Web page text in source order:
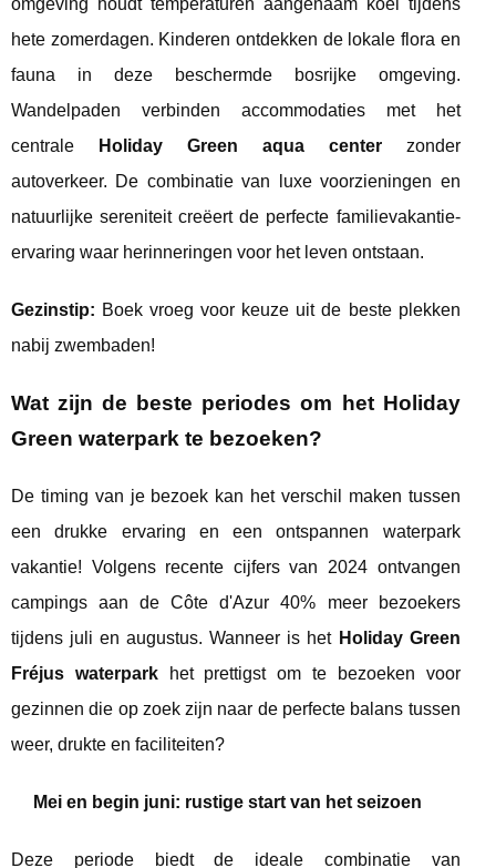
hete zomerdagen. Kinderen ontdekken de lokale flora en
fauna in deze beschermde bosrijke omgeving.
Wandelpaden verbinden accommodaties met het
centrale
Holiday Green aqua centerzonder
autoverkeer. De combinatie van luxe voorzieningen en
natuurlijke sereniteit creëert de perfecte familievakantie-
ervaring waar herinneringen voor het leven ontstaan.
Gezinstip: Boek vroeg voor keuze uit de beste plekken
nabij zwembaden!
Wat zijn de beste periodes om het Holiday
Green waterpark te bezoeken?
De timing van je bezoek kan het verschil maken tussen
een drukke ervaring en een ontspannen waterpark
vakantie! Volgens recente cijfers van 2024 ontvangen
campings aan de Côte d'Azur 40% meer bezoekers
tijdens juli en augustus. Wanneer is het Holiday Green
Fréjus waterparkhet prettigst om te bezoeken voor
gezinnen die op zoek zijn naar de perfecte balans tussen
weer, drukte en faciliteiten?
Mei en begin juni: rustige start van het seizoen
Deze periode biedt de ideale combinatie van